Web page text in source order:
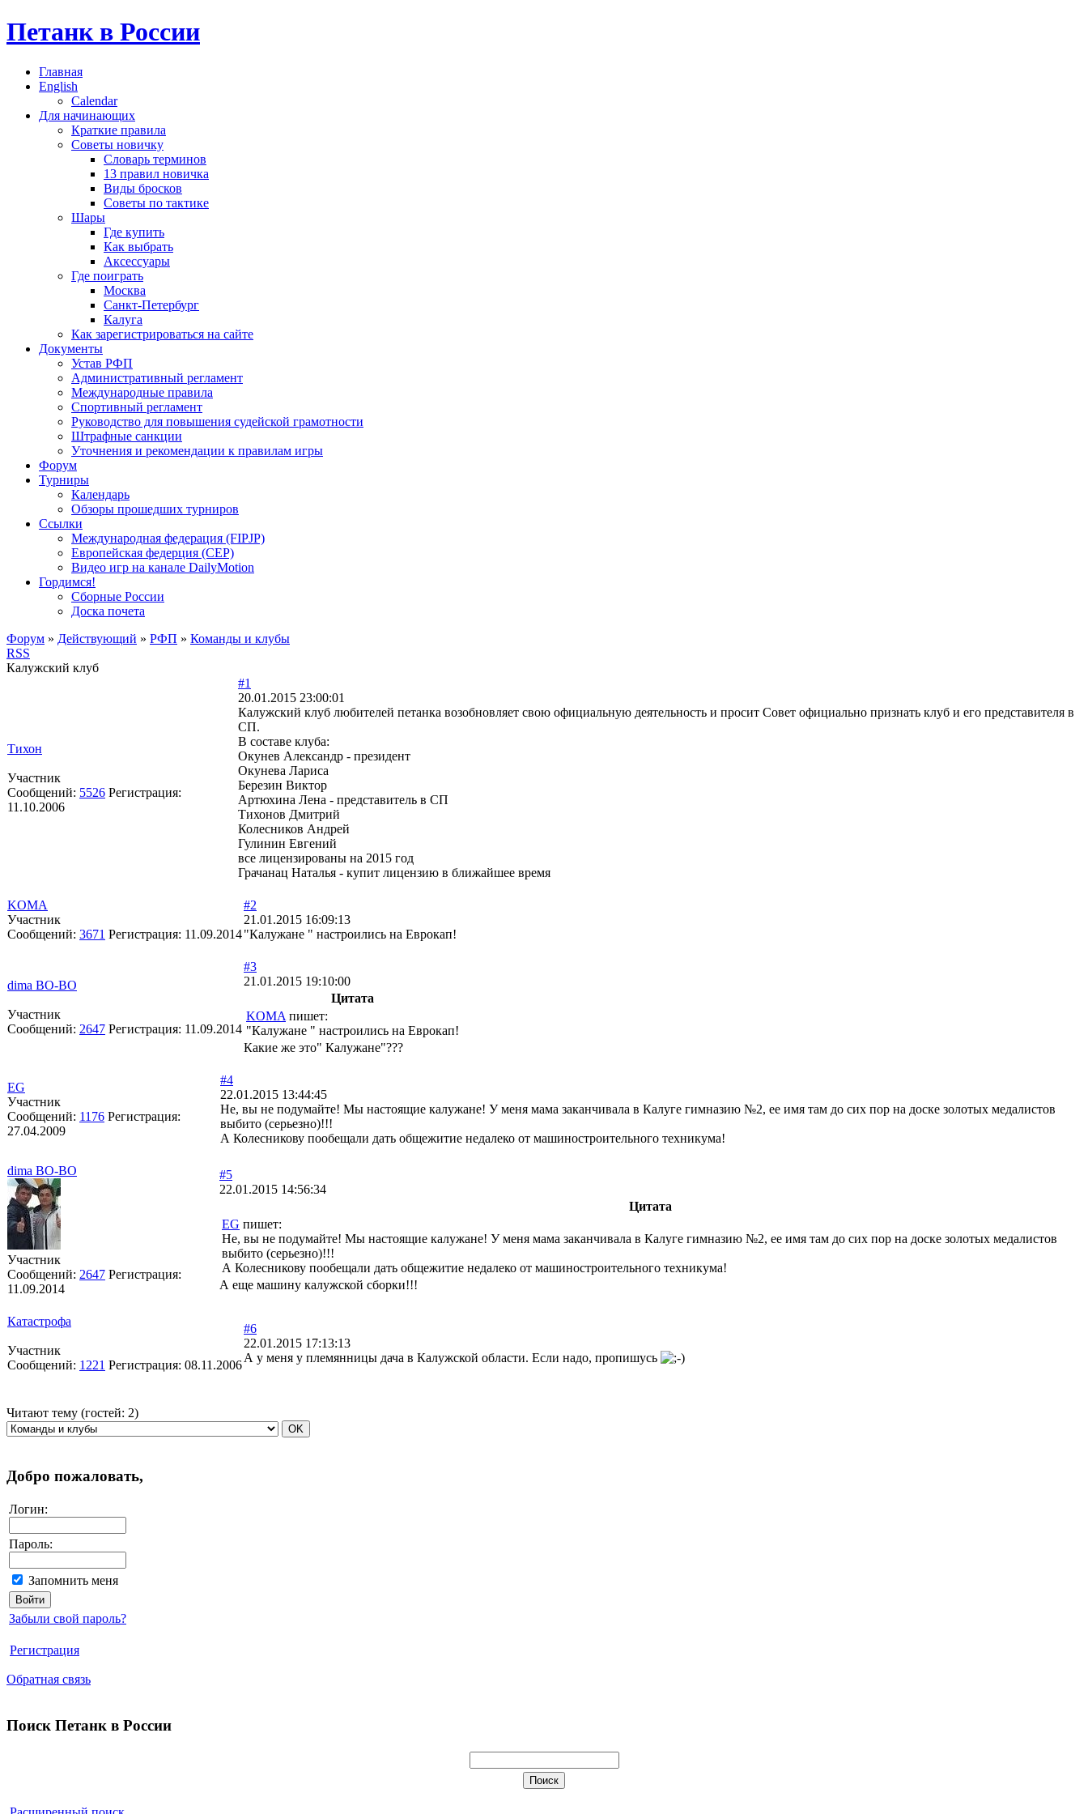
Петанк в России
Главная
English
Calendar
Для начинающих
Краткие правила
Советы новичку
Словарь терминов
13 правил новичка
Виды бросков
Советы по тактике
Шары
Где купить
Как выбрать
Аксессуары
Где поиграть
Москва
Санкт-Петербург
Калуга
Как зарегистрироваться на сайте
Документы
Устав РФП
Административный регламент
Международные правила
Спортивный регламент
Руководство для повышения судейской грамотности
Штрафные санкции
Уточнения и рекомендации к правилам игры
Форум
Турниры
Календарь
Обзоры прошедших турниров
Ссылки
Международная федерация (FIPJP)
Европейская федерция (CEP)
Видео игр на канале DailyMotion
Гордимся!
Сборные России
Доска почета
Форум » Действующий » РФП » Команды и клубы
RSS
Калужский клуб
Тихон
Участник
Сообщений: 5526 Регистрация:
11.10.2006
#1
20.01.2015 23:00:01
Калужский клуб любителей петанка возобновляет свою официальную деятельность и просит Совет официально признать клуб и его представителя в
СП.
В составе клуба:
Окунев Александр - президент
Окунева Лариса
Березин Виктор
Артюхина Лена - представитель в СП
Тихонов Дмитрий
Колесников Андрей
Гулинин Евгений
все лицензированы на 2015 год
Грачанац Наталья - купит лицензию в ближайшее время
KOMA
Участник
Сообщений: 3671 Регистрация: 11.09.2014
#2
21.01.2015 16:09:13
"Калужане " настроились на Еврокап!
dima BO-BO
Участник
Сообщений: 2647 Регистрация: 11.09.2014
#3
21.01.2015 19:10:00
Цитата
KOMA пишет:
"Калужане " настроились на Еврокап!
Какие же это" Калужане"???
EG
Участник
Сообщений: 1176 Регистрация:
27.04.2009
#4
22.01.2015 13:44:45
Не, вы не подумайте! Мы настоящие калужане! У меня мама заканчивала в Калуге гимназию №2, ее имя там до сих пор на доске золотых медалистов
выбито (серьезно)!!!
А Колесникову пообещали дать общежитие недалеко от машиностроительного техникума!
dima BO-BO
Участник
Сообщений: 2647 Регистрация:
11.09.2014
#5
22.01.2015 14:56:34
Цитата
EG пишет:
Не, вы не подумайте! Мы настоящие калужане! У меня мама заканчивала в Калуге гимназию №2, ее имя там до сих пор на доске золотых медалистов
выбито (серьезно)!!!
А Колесникову пообещали дать общежитие недалеко от машиностроительного техникума!
А еще машину калужской сборки!!!
Катастрофа
Участник
Сообщений: 1221 Регистрация: 08.11.2006
#6
22.01.2015 17:13:13
А у меня у племянницы дача в Калужской области. Если надо, пропишусь
Читают тему (гостей: 2)
Добро пожаловать,
Логин:
Пароль:
Запомнить меня
Забыли свой пароль?
Регистрация
Обратная связь
Поиск Петанк в России